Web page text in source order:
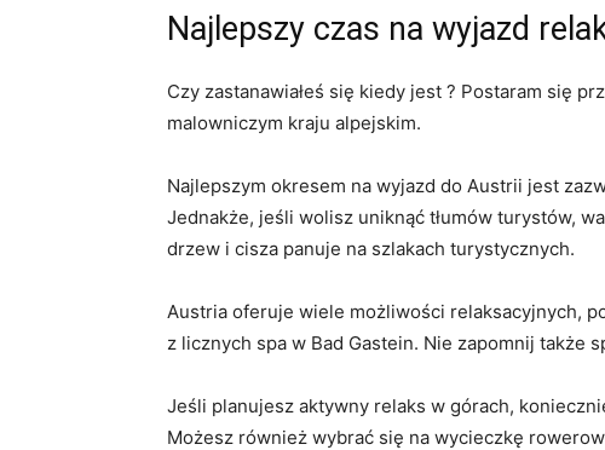
Najlepszy ‍czas na wyjazd
Czy zastanawiałeś się‍ kiedy jest ‍? Postaram ⁣się⁤
malowniczym kraju alpejskim.
Najlepszym okresem⁢ na wyjazd do Austrii jest
Jednakże, jeśli wolisz⁢ uniknąć⁣ tłumów⁣ turystów,
drzew i ‍cisza panuje‌ na szlakach turystycznych.
Austria oferuje wiele możliwości relaksacyjnych,
z‌ licznych spa w⁣ Bad Gastein. Nie ‍zapomnij także
Jeśli planujesz‌ aktywny relaks w górach,⁢
Możesz również wybrać​ się na ‌wycieczkę